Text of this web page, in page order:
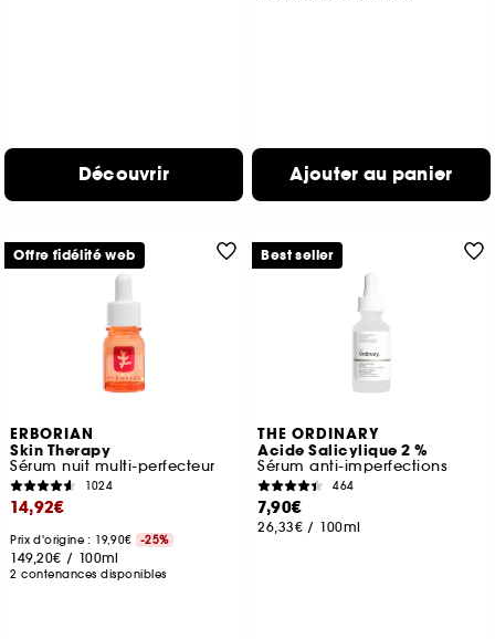
Découvrir Ajouter au panier
ERBORIAN
Skin Therapy
Sérum nuit multi-perfecteur
1024
14,92€
Prix d'origine : 19,90€ -25%
149,20€ / 100ml
2 contenances disponibles
Offre fidélité web
THE ORDINARY
Acide Salicylique 2 %
Sérum anti-imperfections
464
7,90€
26,33€ / 100ml
Best seller